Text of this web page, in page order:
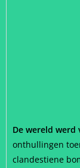
De wereld werd
onthullingen
clandestiene